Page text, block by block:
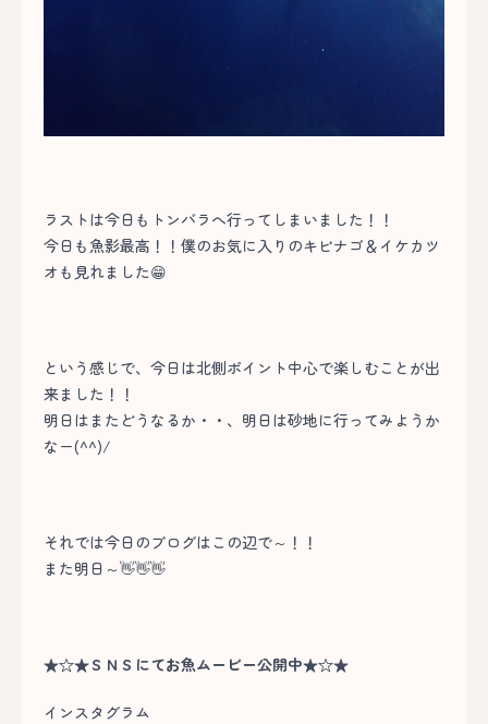
ラストは今日もトンバラへ行ってしまいました！！
今日も魚影最高！！僕のお気に入りのキビナゴ＆イケカツ
オも見れました😁
という感じで、今日は北側ポイント中心で楽しむことが出
来ました！！
明日はまたどうなるか・・、明日は砂地に行ってみようか
なー(^^)/
それでは今日のブログはこの辺で～！！
また明日～👋👋👋
★☆★ＳＮＳにてお魚ムービー公開中★☆★
インスタグラム